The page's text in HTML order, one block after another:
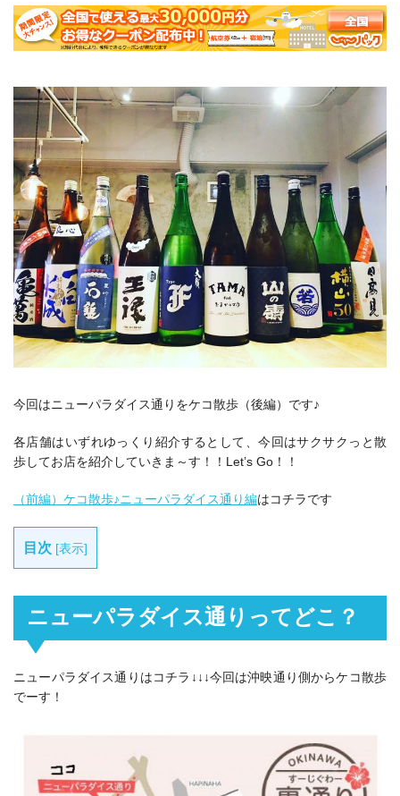
今回はニューパラダイス通りをケコ散歩（後編）です♪
各店舗はいずれゆっくり紹介するとして、今回はサクサクっと散
歩してお店を紹介していきま～す！！Let’s Go！！
（前編）ケコ散歩♪ニューパラダイス通り編はコチラです
目次 [表示]
ニューパラダイス通りってどこ？
ニューパラダイス通りはコチラ↓↓↓今回は沖映通り側からケコ散歩
でーす！